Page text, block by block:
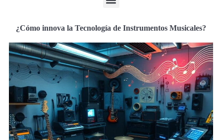
¿Cómo innova la Tecnología de Instrumentos Musicales?